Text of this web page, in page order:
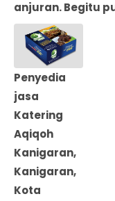
anjuran. Begitu
Penyedia
jasa
Katering
Aqiqoh
Kanigaran,
Kanigaran,
Kota